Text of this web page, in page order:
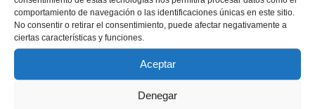
comportamiento de navegación o las identificaciones únicas en este sitio.
No consentir o retirar el consentimiento, puede afectar negativamente a
ciertas características y funciones.
Aceptar
Denegar
Añadir a mi lista de deseos